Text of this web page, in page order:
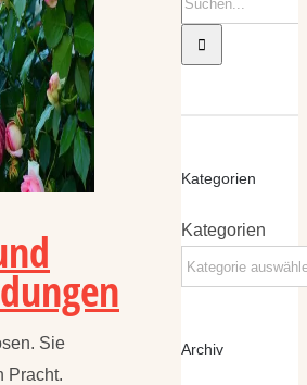
Sie
Pracht.
Kategorien
Kategorien
Archiv